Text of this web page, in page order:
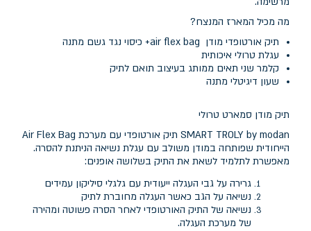
מה מכיל המארז המנצח?
תיק אורטופדי מודן air flex bag+ כיסוי נגד גשם מתנה
עגלת טרולי איכותית
קלמר שני תאים ממותג בעיצוב תואם לתיק
שעון דיגיטלי מתנה
תיק מודן סמארט טרולי
SMART TROLY by modan תיק אורטופדי עם מערכת Air Flex Bag
הייחודית שפותחה במודן משולב עם עגלת נשיאה הניתנת להסרה.
מאפשרת לתלמיד לשאת את התיק בשלושה אופנים:
גרירה על גבי העגלה ייעודית עם גלגלי סיליקון עמידים
נשיאה על הגב כאשר העגלה מחוברת לתיק
נשיאה של התיק האורטופדי לאחר הסרה פשוטה ומהירה
של מערכת העגלה.